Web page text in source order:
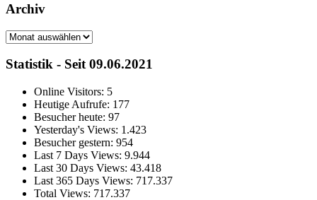
Archiv
Archiv
Statistik - Seit 09.06.2021
Online Visitors: 5
Heutige Aufrufe: 177
Besucher heute: 97
Yesterday's Views: 1.423
Besucher gestern: 954
Last 7 Days Views: 9.944
Last 30 Days Views: 43.418
Last 365 Days Views: 717.337
Total Views: 717.337